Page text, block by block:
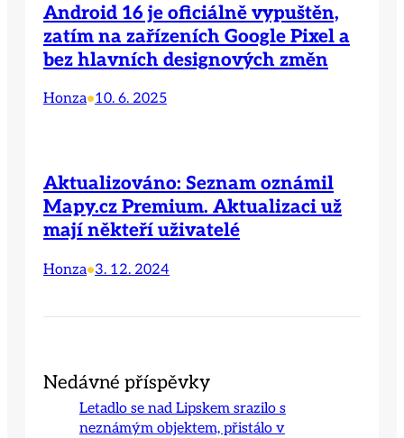
Android 16 je oficiálně vypuštěn,
zatím na zařízeních Google Pixel a
bez hlavních designových změn
Honza•10. 6. 2025
Aktualizováno: Seznam oznámil
Mapy.cz Premium. Aktualizaci už
mají někteří uživatelé
Honza•3. 12. 2024
Nedávné příspěvky
Letadlo se nad Lipskem srazilo s
neznámým objektem, přistálo v